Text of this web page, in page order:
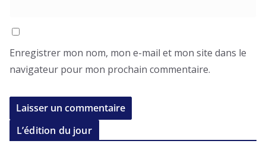
Enregistrer mon nom, mon e-mail et mon site dans le
navigateur pour mon prochain commentaire.
L’édition du jour